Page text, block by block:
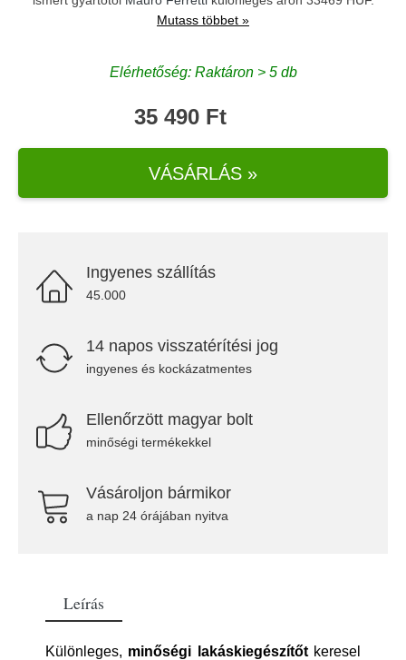
Mutass többet »
Elérhetőség: Raktáron > 5 db
35 490 Ft
VÁSÁRLÁS »
Ingyenes szállítás
45.000
14 napos visszatérítési jog
ingyenes és kockázatmentes
Ellenőrzött magyar bolt
minőségi termékekkel
Vásároljon bármikor
a nap 24 órájában nyitva
Leírás
Különleges, minőségi lakáskiegészítőtkeresel